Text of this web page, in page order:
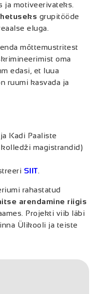
ja motiveerivateks.
grupitööde
eluga.
mõttemustritest
oma
edasi, et luua
ruumi kasvada ja
Kadi Paaliste
magistrandid)
SIIT.
rahastatud
arendamine riigis
Projekti viib läbi
Ülikooli ja teiste